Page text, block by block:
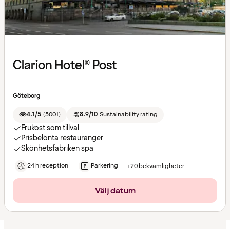
Clarion Hotel® Post
Göteborg
4.1/5 (5001) 8.9/10 Sustainability rating
Frukost som tillval
Prisbelönta restauranger
Skönhetsfabriken spa
24 h reception Parkering +20 bekvämligheter
Välj datum